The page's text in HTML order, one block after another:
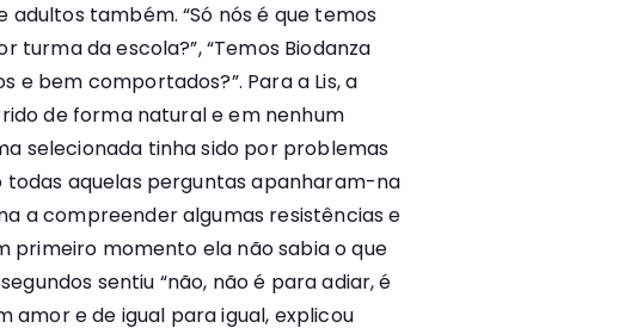
adultos também. “Só nós é que temos
turma da escola?”, “Temos Biodanza
e bem comportados?”. Para a Lis, a
de forma natural e em nenhum
selecionada tinha sido por problemas
aquelas perguntas apanharam-na
a compreender algumas resistências e
primeiro momento ela não sabia o que
sentiu “não, não é para adiar, é
amor e de igual para igual, explicou